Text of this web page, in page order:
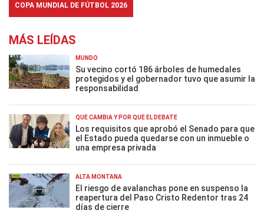
COPA MUNDIAL DE FÚTBOL 2026
MÁS LEÍDAS
MUNDO
Su vecino cortó 186 árboles de humedales
protegidos y el gobernador tuvo que asumir la
responsabilidad
QUÉ CAMBIA Y POR QUÉ EL DEBATE
Los requisitos que aprobó el Senado para que
el Estado pueda quedarse con un inmueble o
una empresa privada
ALTA MONTAÑA
El riesgo de avalanchas pone en suspenso la
reapertura del Paso Cristo Redentor tras 24
días de cierre